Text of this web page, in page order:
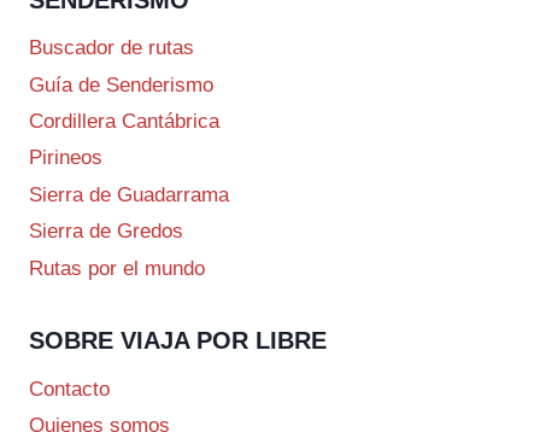
Buscador de rutas
Guía de Senderismo
Cordillera Cantábrica
Pirineos
Sierra de Guadarrama
Sierra de Gredos
Rutas por el mundo
SOBRE VIAJA POR LIBRE
Contacto
Quienes somos